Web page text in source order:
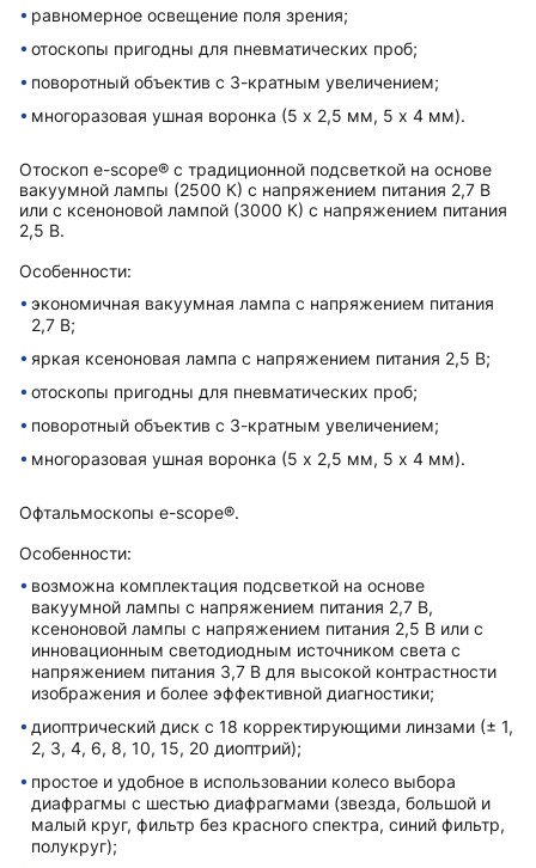
равномерное освещение поля зрения;
отоскопы пригодны для пневматических проб;
поворотный объектив с 3-кратным увеличением;
многоразовая ушная воронка (5 x 2,5 мм, 5 x 4 мм).
Отоскоп e-scope® с традиционной подсветкой на основе
вакуумной лампы (2500 К) с напряжением питания 2,7 В
или с ксеноновой лампой (3000 К) с напряжением питания
2,5 В.
Особенности:
экономичная вакуумная лампа с напряжением питания
2,7 В;
яркая ксеноновая лампа с напряжением питания 2,5 В;
отоскопы пригодны для пневматических проб;
поворотный объектив с 3-кратным увеличением;
многоразовая ушная воронка (5 x 2,5 мм, 5 x 4 мм).
Офтальмоскопы e-scope®.
Особенности:
возможна комплектация подсветкой на основе
вакуумной лампы с напряжением питания 2,7 В,
ксеноновой лампы с напряжением питания 2,5 В или с
инновационным светодиодным источником света с
напряжением питания 3,7 В для высокой контрастности
изображения и более эффективной диагностики;
диоптрический диск с 18 корректирующими линзами (± 1,
2, 3, 4, 6, 8, 10, 15, 20 диоптрий);
простое и удобное в использовании колесо выбора
диафрагмы с шестью диафрагмами (звезда, большой и
малый круг, фильтр без красного спектра, синий фильтр,
полукруг);